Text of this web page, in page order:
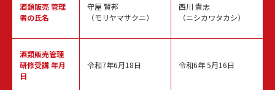
酒類販売管理
者の氏名
酒類販売管理
研修受講 年月
日
守屋 賢邦
（モリヤマサクニ）
令和7年6月18日
西川 貴志
（ニシカワタカシ）
令和6年 5月16日